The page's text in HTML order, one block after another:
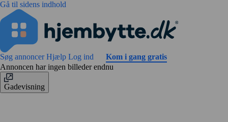
Gå til sidens indhold
Søg annoncerHjælp Log ind
Kom i gang gratis
Annoncen har ingen billeder endnu
Gadevisning